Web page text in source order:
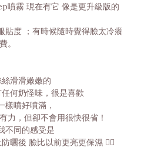
噴霧 現在有它 像是更升級版的
貼度 ；有時候隨時覺得臉太冷癢
。
滑滑嫩嫩的
何奶怪味，很是喜歡
噴好噴滿，
力，但卻不會用很快很省！
不同的感受是
曬後 臉比以前更亮更保濕 👍🏻